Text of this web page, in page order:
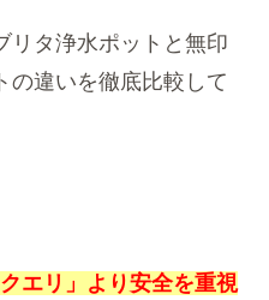
リタ浄水ポットと無印
の違いを徹底比較して
エリ」より安全を重視